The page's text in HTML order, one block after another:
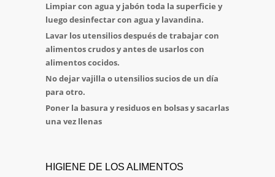
Limpiar con agua y jabón toda la superficie y
luego desinfectar con agua y lavandina.
Lavar los utensilios después de trabajar con
alimentos crudos y antes de usarlos con
alimentos cocidos.
No dejar vajilla o utensilios sucios de un día
para otro.
Poner la basura y residuos en bolsas y sacarlas
una vez llenas
HIGIENE DE LOS ALIMENTOS